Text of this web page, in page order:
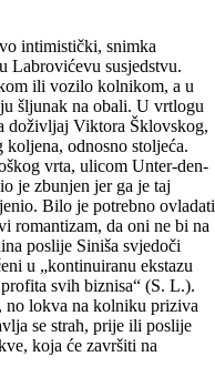
intimistički, snimka
Labrovićevu susjedstvu.
ili vozilo kolnikom, a u
šljunak na obali. U vrtlogu
doživljaj Viktora Šklovskog,
odnosno stoljeća.
vrta, ulicom Unter-den-
je zbunjen jer ga je taj
Bilo je potrebno ovladati
romantizam, da oni ne bi na
poslije Siniša svjedoči
u „kontinuiranu ekstazu
svih biznisa“ (S. L.).
no lokva na kolniku priziva
se strah, prije ili poslije
koja će završiti na